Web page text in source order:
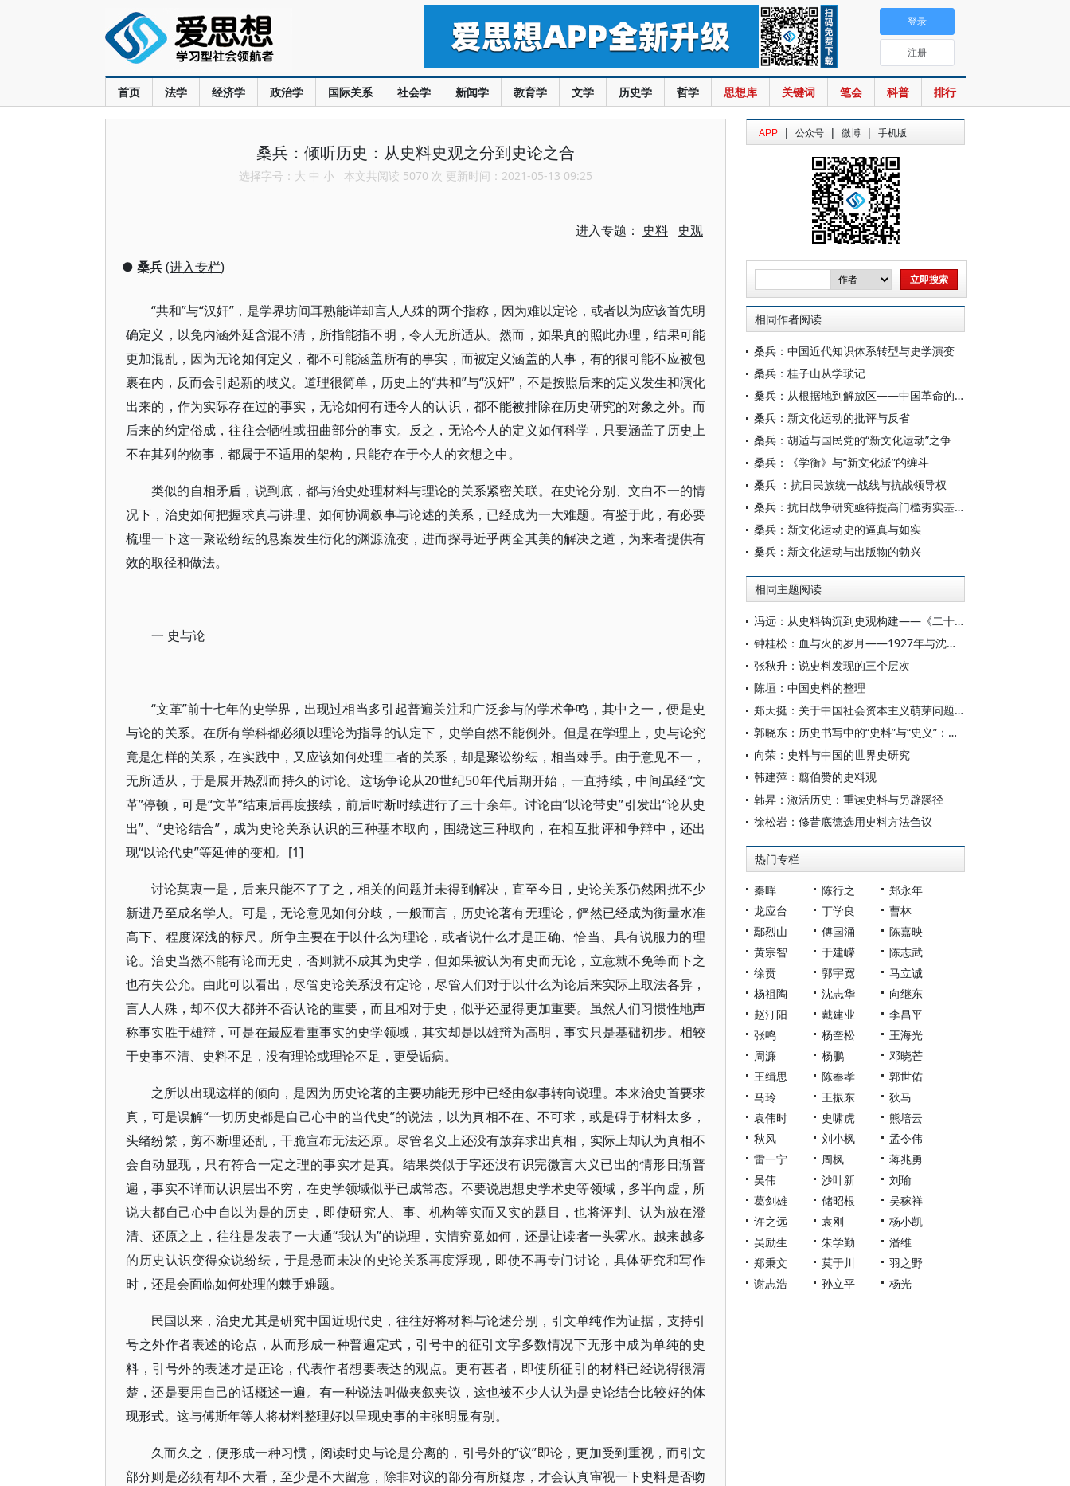
首页 法学 经济学 政治学 国际关系 社会学 新闻学 教育学 文学 历史学 哲学 思想库 关键词 笔会 科普 排行
登录
注册
桑兵：倾听历史：从史料史观之分到史论之合
选择字号： 大 中 小 本文共阅读 5070 次 更新时间：2021-05-13 09:25
进入专题： 史料 史观
● 桑兵(进入专栏)
“共和”与“汉奸”，是学界坊间耳熟能详却言人人殊的两个指称，因为难以定论，或者以为应该首先明
确定义，以免内涵外延含混不清，所指能指不明，令人无所适从。然而，如果真的照此办理，结果可能
更加混乱，因为无论如何定义，都不可能涵盖所有的事实，而被定义涵盖的人事，有的很可能不应被包
裹在内，反而会引起新的歧义。道理很简单，历史上的“共和”与“汉奸”，不是按照后来的定义发生和演化
出来的，作为实际存在过的事实，无论如何有违今人的认识，都不能被排除在历史研究的对象之外。而
后来的约定俗成，往往会牺牲或扭曲部分的事实。反之，无论今人的定义如何科学，只要涵盖了历史上
不在其列的物事，都属于不适用的架构，只能存在于今人的玄想之中。
类似的自相矛盾，说到底，都与治史处理材料与理论的关系紧密关联。在史论分别、文白不一的情
况下，治史如何把握求真与讲理、如何协调叙事与论述的关系，已经成为一大难题。有鉴于此，有必要
梳理一下这一聚讼纷纭的悬案发生衍化的渊源流变，进而探寻近乎两全其美的解决之道，为来者提供有
效的取径和做法。
一 史与论
“文革”前十七年的史学界，出现过相当多引起普遍关注和广泛参与的学术争鸣，其中之一，便是史
与论的关系。在所有学科都必须以理论为指导的认定下，史学自然不能例外。但是在学理上，史与论究
竟是怎样的关系，在实践中，又应该如何处理二者的关系，却是聚讼纷纭，相当棘手。由于意见不一，
无所适从，于是展开热烈而持久的讨论。这场争论从20世纪50年代后期开始，一直持续，中间虽经“文
革”停顿，可是“文革”结束后再度接续，前后时断时续进行了三十余年。讨论由“以论带史”引发出“论从史
出”、“史论结合”，成为史论关系认识的三种基本取向，围绕这三种取向，在相互批评和争辩中，还出
现“以论代史”等延伸的变相。[1]
讨论莫衷一是，后来只能不了了之，相关的问题并未得到解决，直至今日，史论关系仍然困扰不少
新进乃至成名学人。可是，无论意见如何分歧，一般而言，历史论著有无理论，俨然已经成为衡量水准
高下、程度深浅的标尺。所争主要在于以什么为理论，或者说什么才是正确、恰当、具有说服力的理
论。治史当然不能有论而无史，否则就不成其为史学，但如果被认为有史而无论，立意就不免等而下之
也有失公允。由此可以看出，尽管史论关系没有定论，尽管人们对于以什么为论后来实际上取法各异，
言人人殊，却不仅大都并不否认论的重要，而且相对于史，似乎还显得更加重要。虽然人们习惯性地声
称事实胜于雄辩，可是在最应看重事实的史学领域，其实却是以雄辩为高明，事实只是基础初步。相较
于史事不清、史料不足，没有理论或理论不足，更受诟病。
之所以出现这样的倾向，是因为历史论著的主要功能无形中已经由叙事转向说理。本来治史首要求
真，可是误解“一切历史都是自己心中的当代史”的说法，以为真相不在、不可求，或是碍于材料太多，
头绪纷繁，剪不断理还乱，干脆宣布无法还原。尽管名义上还没有放弃求出真相，实际上却认为真相不
会自动显现，只有符合一定之理的事实才是真。结果类似于字还没有识完微言大义已出的情形日渐普
遍，事实不详而认识层出不穷，在史学领域似乎已成常态。不要说思想史学术史等领域，多半向虚，所
说大都自己心中自以为是的历史，即使研究人、事、机构等实而又实的题目，也将评判、认为放在澄
清、还原之上，往往是发表了一大通“我认为”的说理，实情究竟如何，还是让读者一头雾水。越来越多
的历史认识变得众说纷纭，于是悬而未决的史论关系再度浮现，即使不再专门讨论，具体研究和写作
时，还是会面临如何处理的棘手难题。
民国以来，治史尤其是研究中国近现代史，往往好将材料与论述分别，引文单纯作为证据，支持引
号之外作者表述的论点，从而形成一种普遍定式，引号中的征引文字多数情况下无形中成为单纯的史
料，引号外的表述才是正论，代表作者想要表达的观点。更有甚者，即使所征引的材料已经说得很清
楚，还是要用自己的话概述一遍。有一种说法叫做夹叙夹议，这也被不少人认为是史论结合比较好的体
现形式。这与傅斯年等人将材料整理好以呈现史事的主张明显有别。
久而久之，便形成一种习惯，阅读时史与论是分离的，引号外的“议”即论，更加受到重视，而引文
部分则是必须有却不大看，至少是不大留意，除非对议的部分有所疑虑，才会认真审视一下史料是否吻
APP | 公众号 | 微博 | 手机版
相同作者阅读
桑兵：中国近代知识体系转型与史学演变
桑兵：桂子山从学琐记
桑兵：从根据地到解放区——中国革命的进路
桑兵：新文化运动的批评与反省
桑兵：胡适与国民党的“新文化运动”之争
桑兵：《学衡》与“新文化派”的缠斗
桑兵 ：抗日民族统一战线与抗战领导权
桑兵：抗日战争研究亟待提高门槛夯实基础
桑兵：新文化运动史的逼真与如实
桑兵：新文化运动与出版物的勃兴
相同主题阅读
冯远：从史料钩沉到史观构建——《二十世纪中国人物画史》的研究拓新
钟桂松：血与火的岁月——1927年与沈雁冰有关的上海史料
张秋升：说史料发现的三个层次
陈垣：中国史料的整理
郑天挺：关于中国社会资本主义萌芽问题史料处理的初步意见
郭晓东：历史书写中的“史料”与“史义”：从孔子作《春秋》谈起
向荣：史料与中国的世界史研究
韩建萍：翦伯赞的史料观
韩昇：激活历史：重读史料与另辟蹊径
徐松岩：修昔底德选用史料方法刍议
热门专栏
秦晖 陈行之
郑永年
龙应台
丁学良
曹林
鄢烈山
傅国涌
陈嘉映
黄宗智
于建嵘
陈志武
徐贲
郭宇宽
马立诚
杨祖陶
沈志华
向继东
赵汀阳
戴建业
李昌平
张鸣
杨奎松
王海光
周濂
杨鹏
邓晓芒
王缉思
陈奉孝
郭世佑
马玲
王振东
狄马
袁伟时
史啸虎
熊培云
秋风
刘小枫
孟令伟
雷一宁
周枫
蒋兆勇
吴伟
沙叶新
刘瑜
葛剑雄
储昭根
吴稼祥
许之远
袁刚
杨小凯
吴励生
朱学勤
潘维
郑秉文
莫于川
羽之野
谢志浩
孙立平 杨光